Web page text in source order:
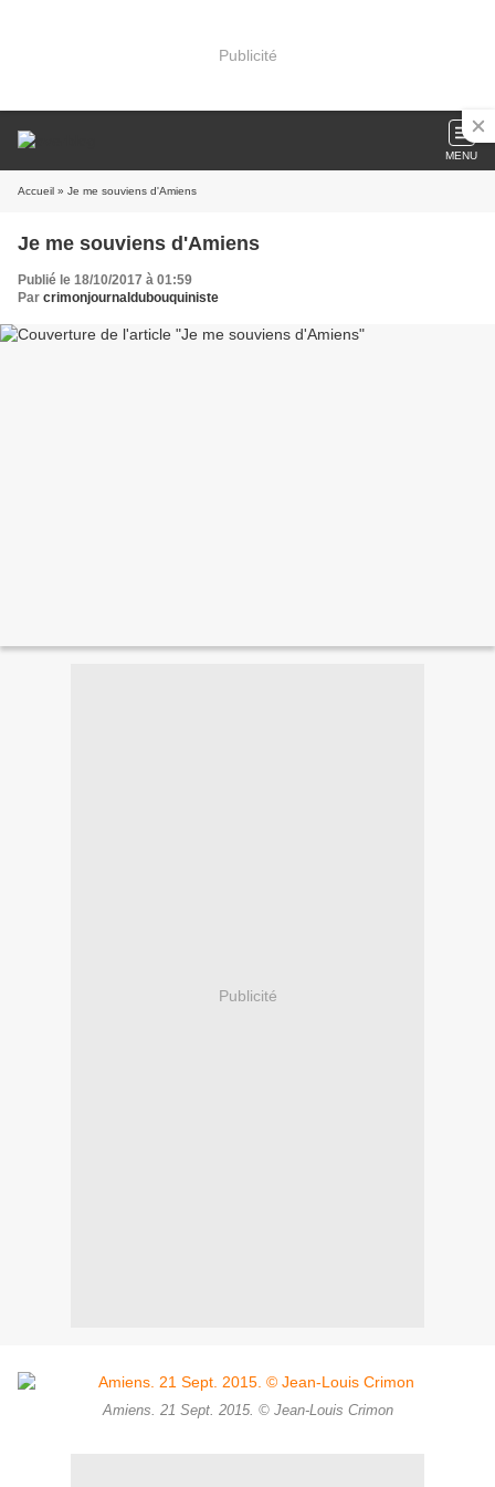
Publicité
MENU
Accueil » Je me souviens d'Amiens
Je me souviens d'Amiens
Publié le 18/10/2017 à 01:59
Par crimonjournaldubouquiniste
Publicité
Amiens. 21 Sept. 2015. © Jean-Louis Crimon